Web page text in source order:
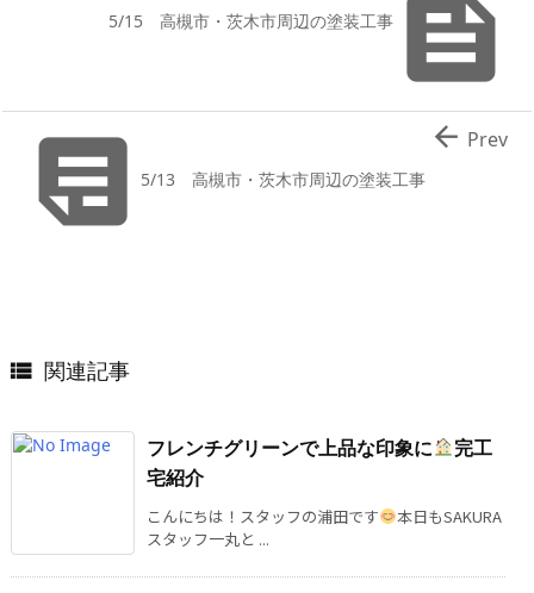

5/15 高槻市・茨木市周辺の塗装工事
5/13 高槻市・茨木市周辺の塗装工事
 Prev
 関連記事
フレンチグリーンで上品な印象に
完工
宅紹介
こんにちは！スタッフの浦田です
本日もSAKURA
スタッフ一丸と ...